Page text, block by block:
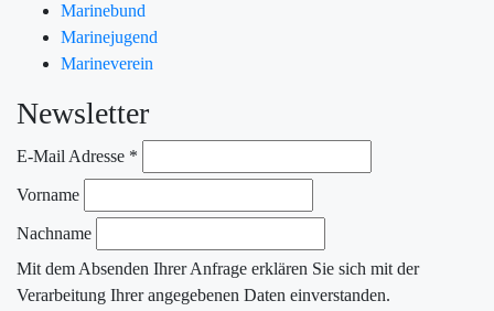
Marinebund
Marinejugend
Marineverein
Newsletter
E-Mail Adresse *
Vorname
Nachname
Mit dem Absenden Ihrer Anfrage erklären Sie sich mit der
Verarbeitung Ihrer angegebenen Daten einverstanden.